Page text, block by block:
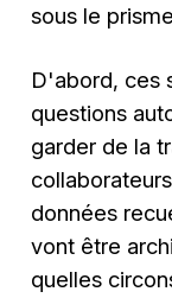
sous le
D'abord, ces
questions
garder de la
données
vont être
quelles